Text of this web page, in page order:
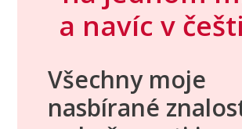
a navíc v
Všechny moje
nasbírané